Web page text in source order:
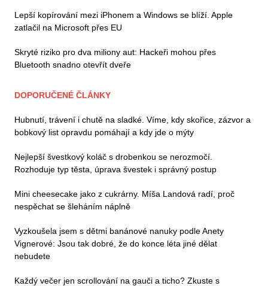
Lepší kopírování mezi iPhonem a Windows se blíží. Apple
zatlačil na Microsoft přes EU
Skryté riziko pro dva miliony aut: Hackeři mohou přes
Bluetooth snadno otevřít dveře
DOPORUČENÉ ČLÁNKY
Hubnutí, trávení i chutě na sladké. Víme, kdy skořice, zázvor a
bobkový list opravdu pomáhají a kdy jde o mýty
Nejlepší švestkový koláč s drobenkou se nerozmočí.
Rozhoduje typ těsta, úprava švestek i správný postup
Mini cheesecake jako z cukrárny. Míša Landová radí, proč
nespěchat se šleháním náplně
Vyzkoušela jsem s dětmi banánové nanuky podle Anety
Vignerové: Jsou tak dobré, že do konce léta jiné dělat
nebudete
Každý večer jen scrollování na gauči a ticho? Zkuste s